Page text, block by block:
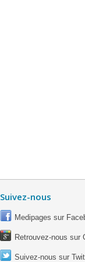
Suivez-nous
Medipages sur
Retrouvez-nous sur
Suivez-nous sur